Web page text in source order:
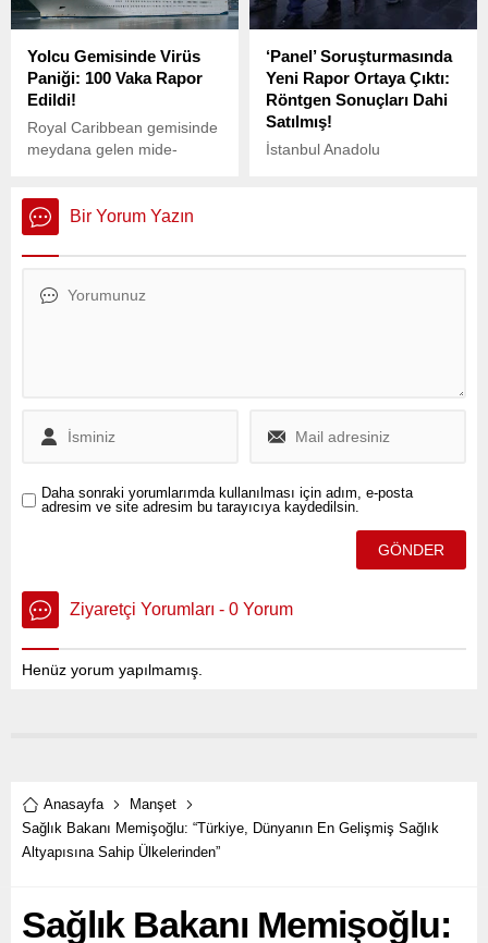
gölgede bırakarak tüm
şekillendirmeye devam
Yolcu Gemisinde Virüs
Paniği: 100 Vaka Rapor
Edildi!
Royal Caribbean gemisinde
meydana gelen mide-
etkileyerek paniğe neden
oldu.
‘Panel’ Soruşturmasında
Yeni Rapor Ortaya Çıktı:
Röntgen Sonuçları Dahi
Satılmış!
İstanbul Anadolu
soruşturmasında, kişisel
Bir Yorum Yazın
Daha sonraki yorumlarımda kullanılması için adım, e-posta
adresim ve site adresim bu tarayıcıya kaydedilsin.
Ziyaretçi Yorumları - 0 Yorum
Henüz yorum yapılmamış.
Anasayfa
Manşet
Sağlık Bakanı Memişoğlu: “Türkiye, Dünyanın En Gelişmiş Sağlık
Altyapısına Sahip Ülkelerinden”
Sağlık Bakanı Memişoğlu: